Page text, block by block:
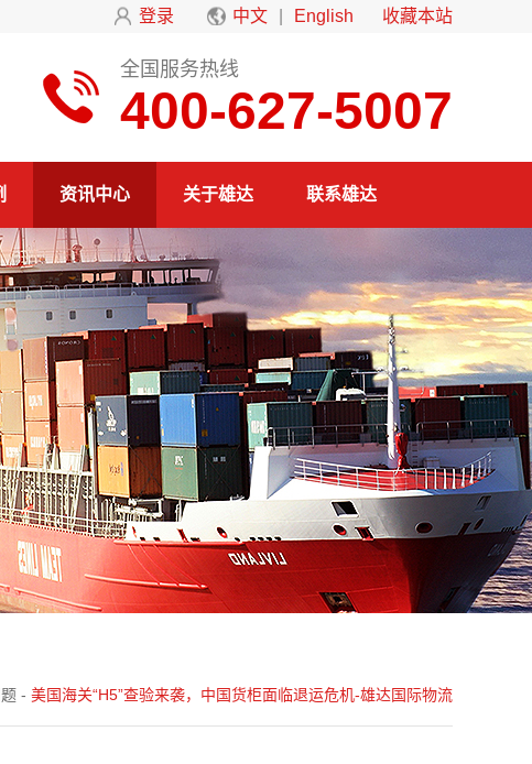
登录 中文 English 收藏本站
全国服务热线
400-627-5007
资讯中心 关于雄达 联系雄达
- 美国海关“H5”查验来袭，中国货柜面临退运危机-雄达国际物流